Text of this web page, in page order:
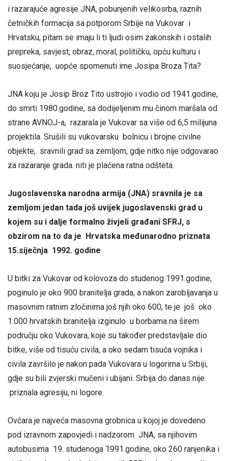
i razarajuće agresije JNA, pobunjenih velikosrba, raznih
četničkih formacija sa potporom Srbije na Vukovar i
Hrvatsku, pitam se imaju li ti ljudi osim zakonskih i ostalih
prepreka, savjest, obraz, moral, političku, opću kulturu i
suosjećanje, uopće spomenuti ime Josipa Broza Tita?
JNA koju je Josip Broz Tito ustrojio i vodio od 1941.godine,
do smrti 1980.godine, sa dodijeljenim mu činom maršala od
strane AVNOJ-a, razarala je Vukovar sa više od 6,5 milijuna
projektila. Srušili su vukovarsku bolnicu i brojne civilne
objekte, sravnili grad sa zemljom, gdje nitko nije odgovarao
za razaranje grada. niti je plaćena ratna odšteta.
Jugoslavenska narodna armija (JNA) sravnila je sa
zemljom jedan tada još uvijek jugoslavenski grad u
kojem su i dalje formalno živjeli građani SFRJ, s
obzirom na to da je Hrvatska međunarodno priznata
15.siječnja 1992. godine
U bitki za Vukovar od kolovoza do studenog 1991.godine,
poginulo je oko 900 branitelja grada, a nakon zarobljavanja u
masovnim ratnim zločinima još njih oko 600, te je još oko
1.000 hrvatskih branitelja izginulo u borbama na širem
području oko Vukovara, koje su također predstavljale dio
bitke, više od tisuću civila, a oko sedam tisuća vojnika i
civila završilo je nakon pada Vukovara u logorima u Srbiji,
gdje su bili zvjerski mučeni i ubijani. Srbija do danas nije
priznala agresiju, ni logore.
Ovčara je najveća masovna grobnica u kojoj je dovedeno
pod izravnom zapovjedi i nadzorom JNA, sa njihovim
autobusima 19. studenoga 1991.godine, oko 260 ranjenika i